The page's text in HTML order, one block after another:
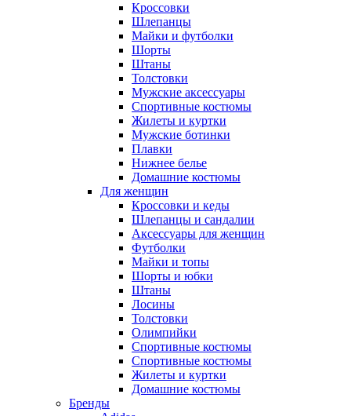
Кроссовки
Шлепанцы
Майки и футболки
Шорты
Штаны
Толстовки
Мужские аксессуары
Спортивные костюмы
Жилеты и куртки
Мужские ботинки
Плавки
Нижнее белье
Домашние костюмы
Для женщин
Кроссовки и кеды
Шлепанцы и сандалии
Аксессуары для женщин
Футболки
Майки и топы
Шорты и юбки
Штаны
Лосины
Толстовки
Олимпийки
Спортивные костюмы
Спортивные костюмы
Жилеты и куртки
Домашние костюмы
Бренды